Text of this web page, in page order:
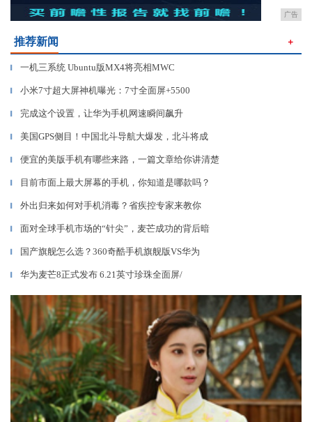
广告
推荐新闻 ＋
▎ 一机三系统 Ubuntu版MX4将亮相MWC
▎ 小米7寸超大屏神机曝光：7寸全面屏+5500
▎ 完成这个设置，让华为手机网速瞬间飙升
▎ 美国GPS侧目！中国北斗导航大爆发，北斗将成
▎ 便宜的美版手机有哪些来路，一篇文章给你讲清楚
▎ 目前市面上最大屏幕的手机，你知道是哪款吗？
▎ 外出归来如何对手机消毒？省疾控专家来教你
▎ 面对全球手机市场的“针尖”，麦芒成功的背后暗
▎ 国产旗舰怎么选？360奇酷手机旗舰版VS华为
▎ 华为麦芒8正式发布 6.21英寸珍珠全面屏/